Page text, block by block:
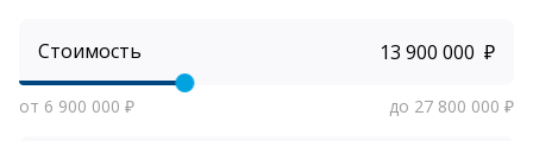
Стоимость ₽
от 6 900 000 ₽ до 27 800 000 ₽